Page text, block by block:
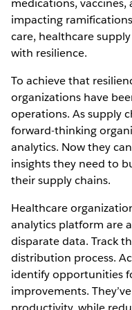
medications,
impacting
care, healthcare
with resilience.
To achieve that
organizations have
operations. As supply
forward-thinking
analytics. Now they
insights they need to
their supply chains.
Healthcare
analytics platform are
disparate data. Track
distribution process.
identify opportunities
improvements.